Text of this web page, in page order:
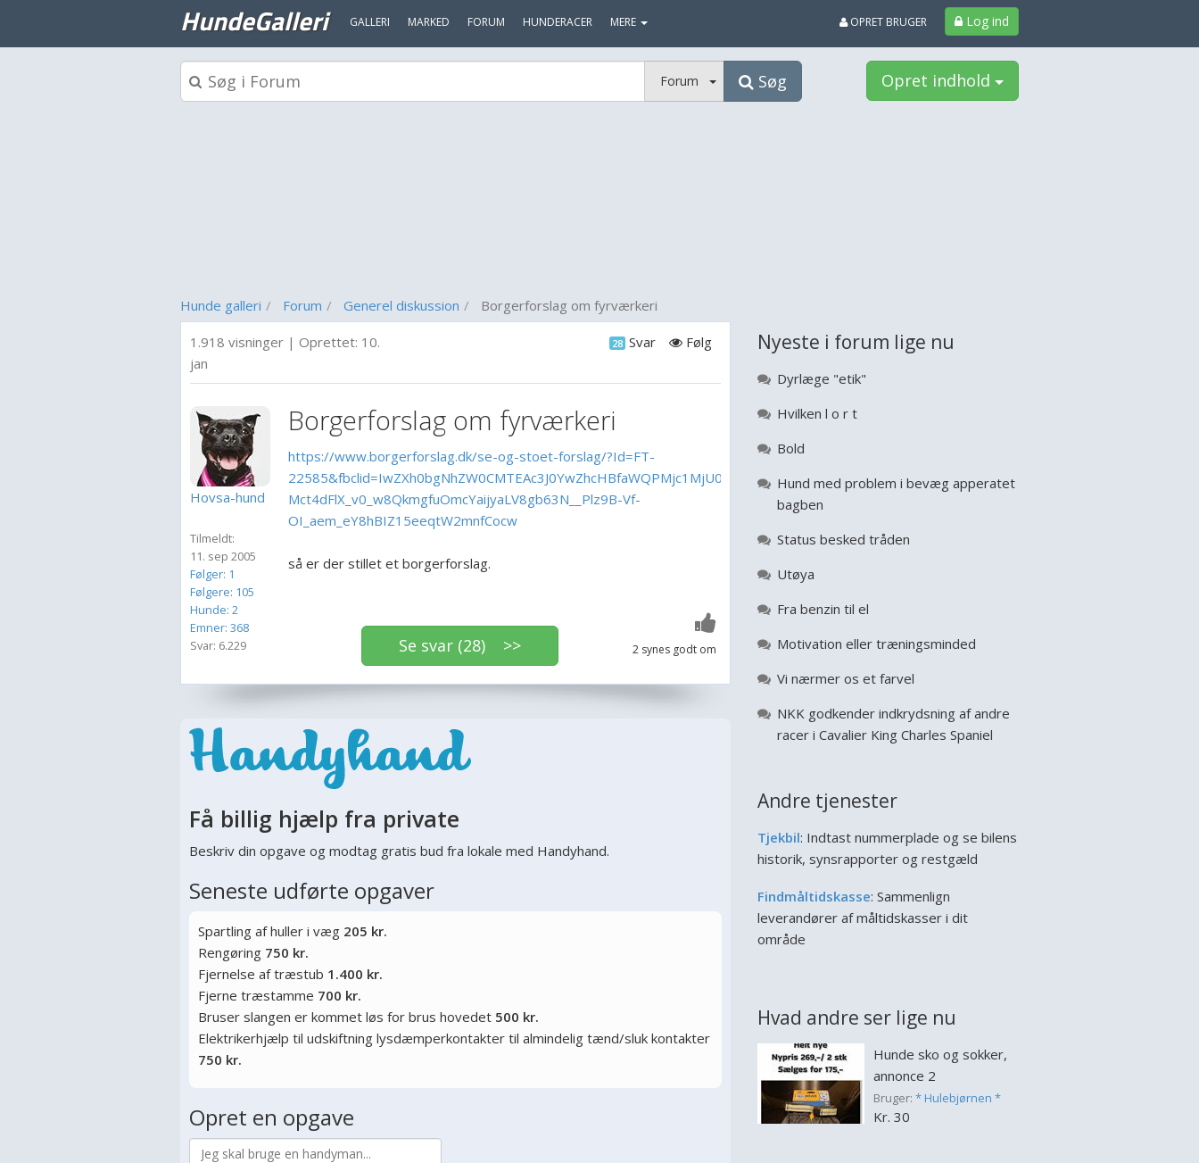
HundeGalleri GALLERI MARKED FORUM HUNDERACER MERE Log ind
OPRET BRUGER
Forum Søg Opret indhold
Hunde galleri Forum Generel diskussion Borgerforslag om fyrværkeri
1.918 visninger | Oprettet: 10.
jan
Følg
28 Svar
Hovsa-hund
Tilmeldt:
11. sep 2005
Følger: 1
Følgere: 105
Hunde: 2
Emner: 368
Svar: 6.229
Borgerforslag om fyrværkeri
https://www.borgerforslag.dk/se-og-stoet-forslag/?Id=FT-
22585&fbclid=IwZXh0bgNhZW0CMTEAc3J0YwZhcHBfaWQPMjc1MjU0NjkyNTk4Mjc5AAEeiPPIfXJL-
Mct4dFlX_v0_w8QkmgfuOmcYaijyaLV8gb63N__Plz9B-Vf-
OI_aem_eY8hBIZ15eeqtW2mnfCocw
så er der stillet et borgerforslag.
2 synes godt om
Se svar (28) >>
Få billig hjælp fra private
Beskriv din opgave og modtag gratis bud fra lokale med Handyhand.
Seneste udførte opgaver
Spartling af huller i væg 205 kr.
Rengøring 750 kr.
Fjernelse af træstub 1.400 kr.
Fjerne træstamme 700 kr.
Bruser slangen er kommet løs for brus hovedet 500 kr.
Elektrikerhjælp til udskiftning lysdæmperkontakter til almindelig tænd/sluk kontakter
750 kr.
Opret en opgave
Nyeste i forum lige nu
Dyrlæge "etik"
Hvilken l o r t
Bold
Hund med problem i bevæg apperatet
bagben
Status besked tråden
Utøya
Fra benzin til el
Motivation eller træningsminded
Vi nærmer os et farvel
NKK godkender indkrydsning af andre
racer i Cavalier King Charles Spaniel
Andre tjenester
Tjekbil: Indtast nummerplade og se bilens
historik, synsrapporter og restgæld
Findmåltidskasse: Sammenlign
leverandører af måltidskasser i dit
område
Hvad andre ser lige nu
Hunde sko og sokker,
annonce 2
Bruger: * Hulebjørnen *
Kr. 30